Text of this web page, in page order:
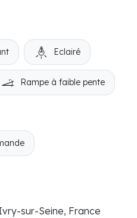
Eclairé
Rampe à faible pente
sur-Seine, France